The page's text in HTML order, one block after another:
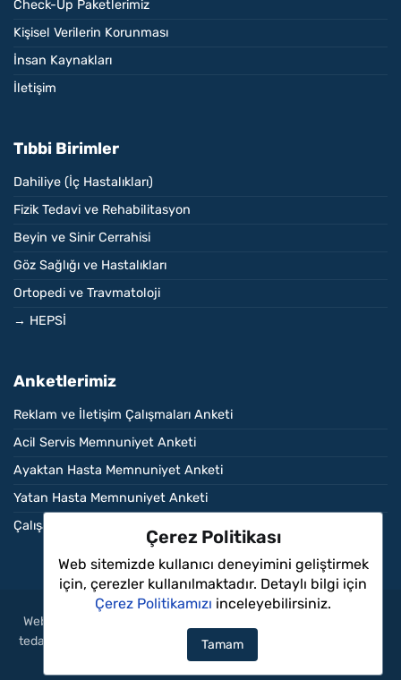
Check-Up Paketlerimiz
Kişisel Verilerin Korunması
İnsan Kaynakları
İletişim
Tıbbi Birimler
Dahiliye (İç Hastalıkları)
Fizik Tedavi ve Rehabilitasyon
Beyin ve Sinir Cerrahisi
Göz Sağlığı ve Hastalıkları
Ortopedi ve Travmatoloji
→ HEPSİ
Anketlerimiz
Reklam ve İletişim Çalışmaları Anketi
Acil Servis Memnuniyet Anketi
Ayaktan Hasta Memnuniyet Anketi
Yatan Hasta Memnuniyet Anketi
Çalışan Memnuniyet Anketi
Web sitemizdeki içerikler sadece bilgilendirme amaçlıdır, tanı ve
tedavi için mutlaka doktorunuza başvurunuz. Aritmi Sağlık Grubu
© 2026
Çerez Politikası
Web sitemizde kullanıcı deneyimini geliştirmek
için, çerezler kullanılmaktadır. Detaylı bilgi için
Çerez Politikamızı inceleyebilirsiniz.
Tamam